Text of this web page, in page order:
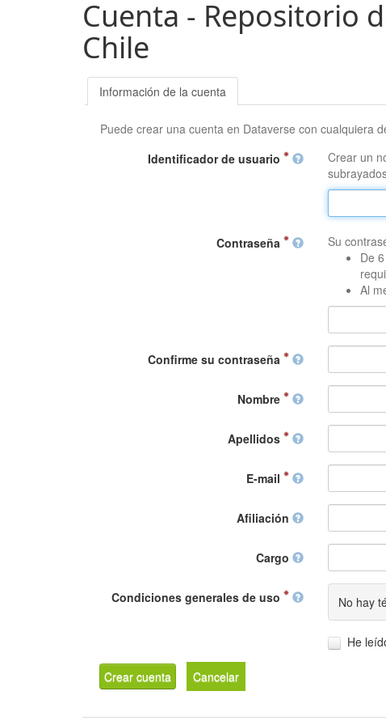
Cuenta - Repositorio
Chile
Información de la cuenta
Puede crear una cuenta en Dataverse con cualquiera
Identificador de usuario
Crear un
Contraseña
Su
De
Al
Confirme su contraseña
Nombre
Apellidos
E-mail
Afiliación
Cargo
Condiciones generales de uso No hay
He
Crear cuenta Cancelar